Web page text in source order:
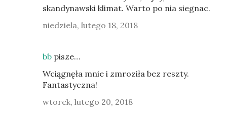
skandynawski klimat. Warto po nia siegnac.
niedziela, lutego 18, 2018
bb pisze…
Wciągnęła mnie i zmroziła bez reszty.
Fantastyczna!
wtorek, lutego 20, 2018